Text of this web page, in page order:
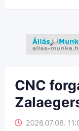
CNC
2026.07.08.